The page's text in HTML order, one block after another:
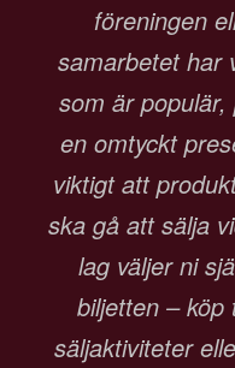
föreningen
samarbetet har
som är
en omtyckt
viktigt att
ska gå att sälja
lag väljer ni
biljetten – köp
säljaktiviteter